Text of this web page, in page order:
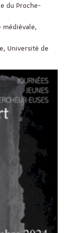
du Proche-
médiévale,
Université de